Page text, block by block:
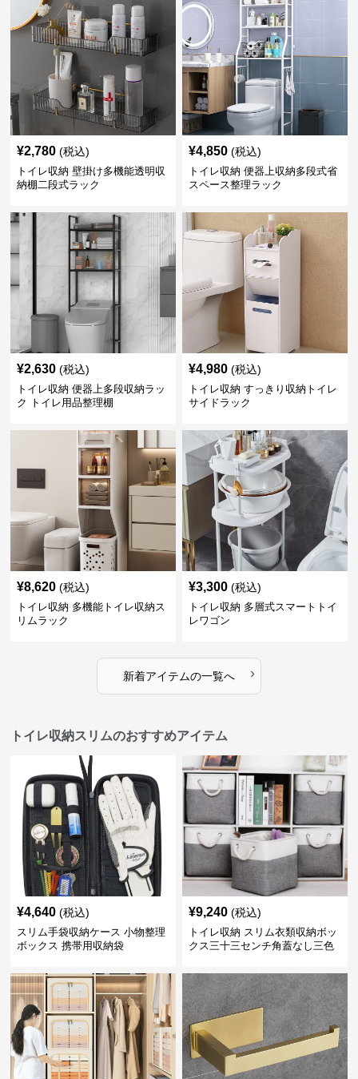
¥2,780 (税込)
トイレ収納 壁掛け多機能透明収
納棚二段式ラック
¥4,850 (税込)
トイレ収納 便器上収納多段式省
スペース整理ラック
¥2,630 (税込)
トイレ収納 便器上多段収納ラッ
ク トイレ用品整理棚
¥4,980 (税込)
トイレ収納 すっきり収納トイレ
サイドラック
¥8,620 (税込)
トイレ収納 多機能トイレ収納ス
リムラック
¥3,300 (税込)
トイレ収納 多層式スマートトイ
レワゴン
新着アイテムの一覧へ ›
トイレ収納スリムのおすすめアイテム
¥4,640 (税込)
スリム手袋収納ケース 小物整理
ボックス 携帯用収納袋
¥9,240 (税込)
トイレ収納 スリム衣類収納ボッ
クス三十三センチ角蓋なし三色